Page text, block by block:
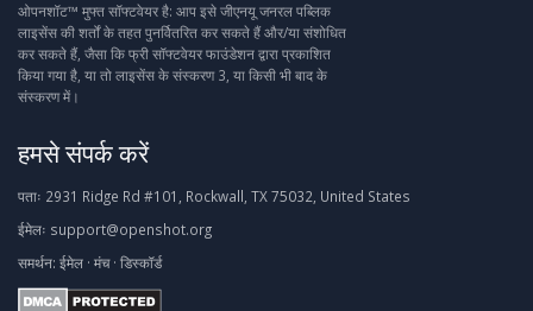
ओपनशॉट™ मुफ्त सॉफ्टवेयर है: आप इसे जीएनयू जनरल पब्लिक
लाइसेंस की शर्तों के तहत पुनर्वितरित कर सकते हैं और/या संशोधित
कर सकते हैं, जैसा कि फ्री सॉफ्टवेयर फाउंडेशन द्वारा प्रकाशित
किया गया है, या तो लाइसेंस के संस्करण 3, या किसी भी बाद के
संस्करण में।
हमसे संपर्क करें
पताः 2931 Ridge Rd #101, Rockwall, TX 75032, United States
ईमेलः support@openshot.org
समर्थन: ईमेल · मंच· डिस्कॉर्ड